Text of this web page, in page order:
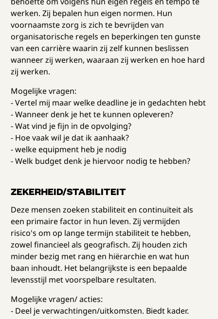
werken. Zij bepalen hun eigen normen. Hun
voornaamste zorg is zich te bevrijden van
organisatorische regels en beperkingen ten gunste
van een carrière waarin zij zelf kunnen beslissen
wanneer zij werken, waaraan zij werken en hoe hard
zij werken.
Mogelijke vragen:
- Vertel mij maar welke deadline je in gedachten hebt
- Wanneer denk je het te kunnen opleveren?
- Wat vind je fijn in de opvolging?
- Hoe vaak wil je dat ik aanhaak?
- welke equipment heb je nodig
- Welk budget denk je hiervoor nodig te hebben?
ZEKERHEID/STABILITEIT
Deze mensen zoeken stabiliteit en continuïteit als
een primaire factor in hun leven. Zij vermijden
risico's om op lange termijn stabiliteit te hebben,
zowel financieel als geografisch. Zij houden zich
minder bezig met rang en hiërarchie en wat hun
baan inhoudt. Het belangrijkste is een bepaalde
levensstijl met voorspelbare resultaten.
Mogelijke vragen/ acties:
- Deel je verwachtingen/uitkomsten. Biedt kader.